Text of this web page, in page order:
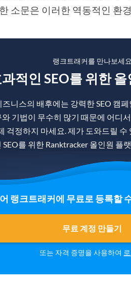
소문은 이러한 역동적인 환
랭크트래커를 만나보세요
적인 SEO를 위한
즈니스의 배후에는 강력한 SEO 캠
기법이 무수히 많기 때문에 어디
걱정하지 마세요. 제가 도와드릴
SEO를 위한 Ranktracker 올인원 플
랭크트래커에 무료로 등록할
무료 계정 만들기
또는 자격 증명을 사용하여